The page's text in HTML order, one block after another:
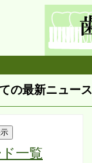
の最新ニュース
一覧